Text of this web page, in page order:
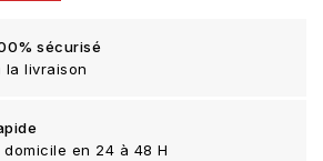
sécurisé
la livraison
en 24 à 48 H